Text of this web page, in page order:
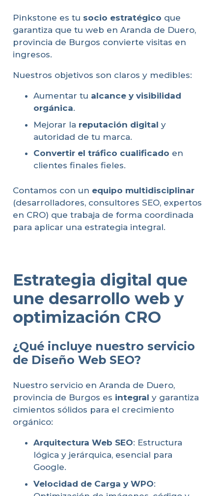
Pinkstone es tu socio estratégico que
garantiza que tu web en Aranda de Duero,
provincia de Burgos convierte visitas en
ingresos.
Nuestros objetivos son claros y medibles:
Aumentar tu alcance y visibilidad
orgánica.
Mejorar la reputación digital y
autoridad de tu marca.
Convertir el tráfico cualificado en
clientes finales fieles.
Contamos con un equipo multidisciplinar
(desarrolladores, consultores SEO, expertos
en CRO) que trabaja de forma coordinada
para aplicar una estrategia integral.
Estrategia digital que
une desarrollo web y
optimización CRO
¿Qué incluye nuestro servicio
de Diseño Web SEO?
Nuestro servicio en Aranda de Duero,
provincia de Burgos es integral y garantiza
cimientos sólidos para el crecimiento
orgánico:
Arquitectura Web SEO: Estructura
lógica y jerárquica, esencial para
Google.
Velocidad de Carga y WPO: